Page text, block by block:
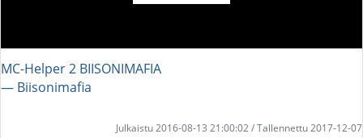
MC-Helper 2 BIISONIMAFIA
― Biisonimafia
Julkaistu 2016-08-13 21:00:02 / Tallennettu 2017-12-07